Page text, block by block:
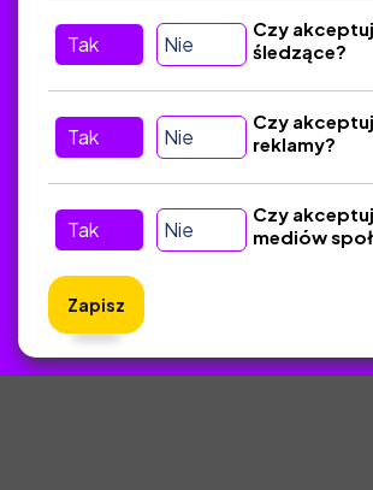
Kontakt
Tak Nie
Czy
śledzące?
Tak Nie
Czy
reklamy?
Tak Nie
Czy
mediów
Zapisz